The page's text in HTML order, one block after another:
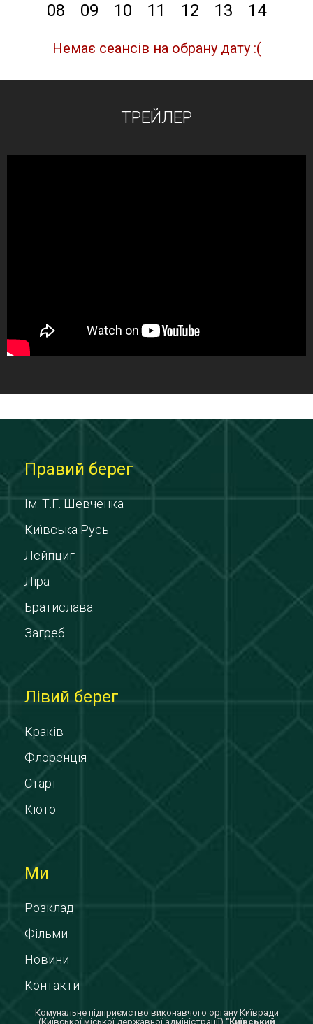
08
09 10 11 12 13 14
Немає сеансів на обрану дату :(
ТРЕЙЛЕР
Правий берег
Ім. Т.Г. Шевченка
Київська Русь
Лейпциг
Ліра
Братислава
Загреб
Лівий берег
Краків
Флоренція
Старт
Кіото
Ми
Розклад
Фільми
Новини
Контакти
Комунальне підприємство виконавчого органу Київради
(Київської міської державної адміністрації) "Київський